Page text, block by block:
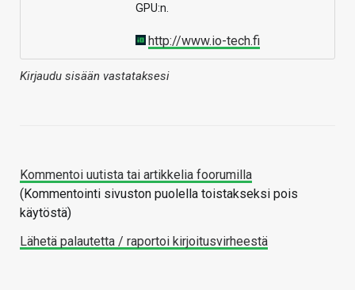
GPU:n.
http://www.io-tech.fi
Kirjaudu sisään vastataksesi
Kommentoi uutista tai artikkelia foorumilla
(Kommentointi sivuston puolella toistakseksi pois
käytöstä)
Lähetä palautetta / raportoi kirjoitusvirheestä